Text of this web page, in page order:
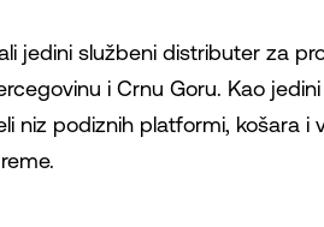
jedini službeni distributer za
i Crnu Goru. Kao
niz podiznih platformi, košara